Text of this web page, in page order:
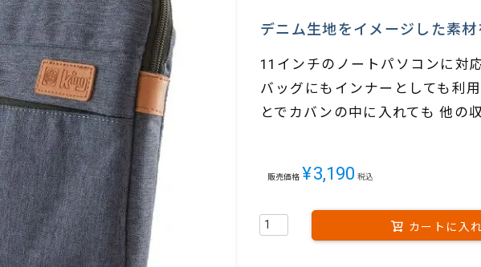
デニム生地をイメージした素
11インチのノートパソコンに対
バッグにもインナーとしても利
とでカバンの中に入れても 他の
販売価格 ¥3,190 税込
カートに入